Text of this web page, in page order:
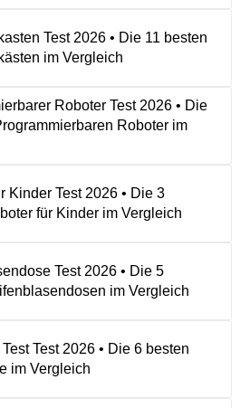
Test 2026 • Die 11 besten
im Vergleich
Roboter Test 2026 • Die
Roboter im
Kinder Test 2026 • Die 3
für Kinder im Vergleich
Test 2026 • Die 5
im Vergleich
Test 2026 • Die 6 besten
im Vergleich